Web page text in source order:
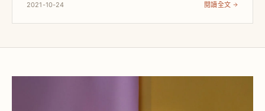
2021-10-24 閱讀全文